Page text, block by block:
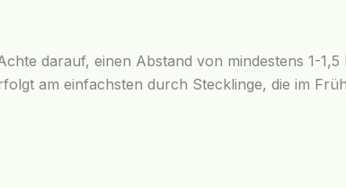
darauf, einen Abstand von mindestens 1-
am einfachsten durch Stecklinge, die im